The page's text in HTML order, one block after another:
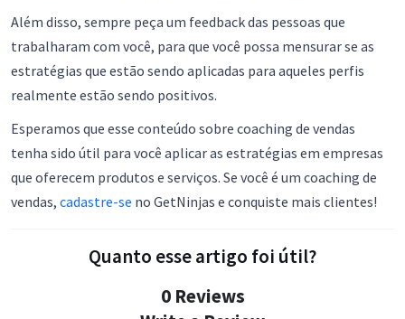
Além disso, sempre peça um feedback das pessoas que
trabalharam com você, para que você possa mensurar se as
estratégias que estão sendo aplicadas para aqueles perfis
realmente estão sendo positivos.
Esperamos que esse conteúdo sobre coaching de vendas
tenha sido útil para você aplicar as estratégias em empresas
que oferecem produtos e serviços. Se você é um coaching de
vendas, cadastre-se no GetNinjas e conquiste mais clientes!
Quanto esse artigo foi útil?
0 Reviews